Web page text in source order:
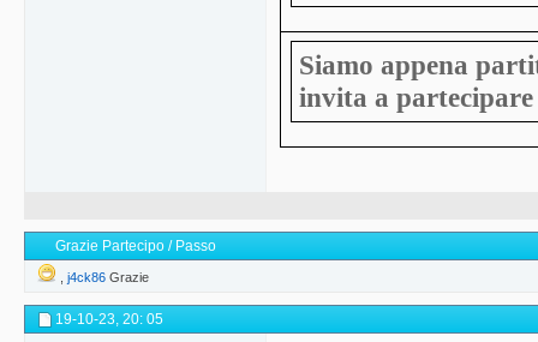
Siamo appena
invita a partecipare
Grazie Partecipo / Passo
j4ck86 Grazie
19-10-23, 20: 05